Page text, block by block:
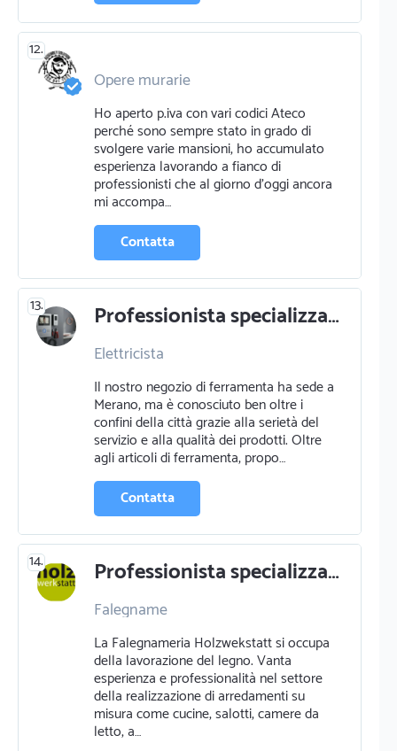
12.
Opere murarie
Ristrutturazioni Elettricista
Pittura pareti
Ho aperto p.iva con vari codici Ateco
perché sono sempre stato in grado di
svolgere varie mansioni, ho accumulato
esperienza lavorando a fianco di
professionisti che al giorno d'oggi ancora
mi accompa…
Contatta
13. Professionista specializzato in elettricista a merano
Elettricista
Il nostro negozio di ferramenta ha sede a
Merano, ma è conosciuto ben oltre i
confini della città grazie alla serietà del
servizio e alla qualità dei prodotti. Oltre
agli articoli di ferramenta, propo…
Contatta
14. Professionista specializzato in falegname a val di vizze
Falegname
La Falegnameria Holzwekstatt si occupa
della lavorazione del legno. Vanta
esperienza e professionalità nel settore
della realizzazione di arredamenti su
misura come cucine, salotti, camere da
letto, a…